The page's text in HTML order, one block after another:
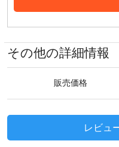
その他の詳細情報
販売価格
レビュ